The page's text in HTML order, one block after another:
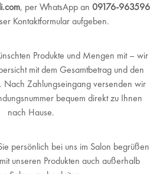
, per WhatsApp an 09176-963596
Kontaktformular aufgeben.
Produkte und Mengen mit – wir
mit dem Gesamtbetrag und den
Nach Zahlungseingang versenden wir
bequem direkt zu Ihnen
nach Hause.
persönlich bei uns im Salon begrüßen
unseren Produkten auch außerhalb